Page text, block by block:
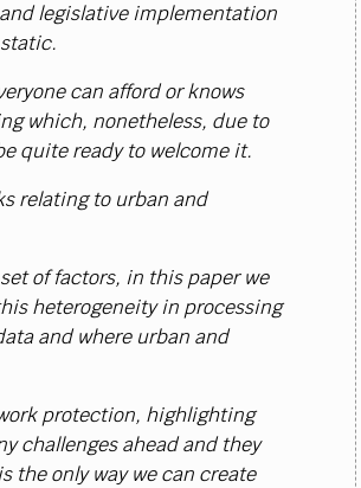
legislative implementation
can afford or knows
which, nonetheless, due to
quite ready to welcome it.
relating to urban and
of factors, in this paper we
heterogeneity in processing
and where urban and
protection, highlighting
challenges ahead and they
the only way we can create